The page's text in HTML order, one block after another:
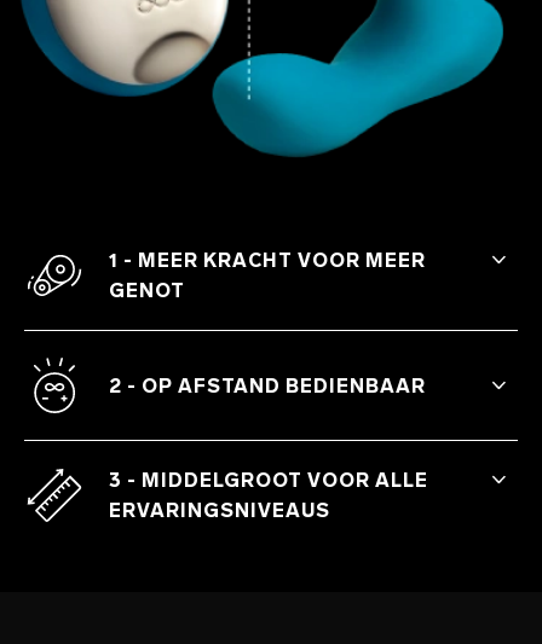
1 - MEER KRACHT VOOR MEER
GENOT
2 - OP AFSTAND BEDIENBAAR
Bewegingsgestuurd en met meer opties
prostaatmassagers.
3 - MIDDELGROOT VOOR ALLE
ERVARINGSNIVEAUS